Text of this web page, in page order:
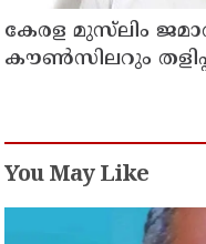
കേരള മുസ്‌ലിം
കൗൺസിലറും
You May Like